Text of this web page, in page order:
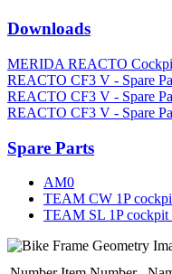
Downloads
MERIDA REACTO
REACTO CF3 V - Spare
REACTO CF3 V - Spare
REACTO CF3 V - Spare
Spare Parts
AM0
TEAM CW 1P
TEAM SL 1P cockpit